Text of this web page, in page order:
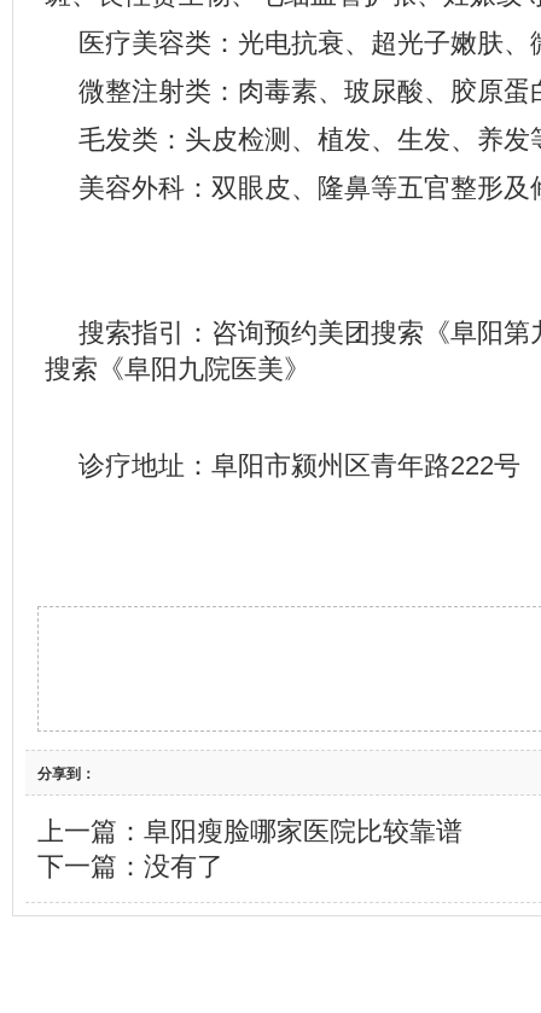
医疗美容类：光电抗衰、超光子嫩肤、
微整注射类：肉毒素、玻尿酸、胶原蛋
毛发类：头皮检测、植发、生发、养发
美容外科：双眼皮、隆鼻等五官整形及
搜索指引：咨询预约美团搜索《阜阳第
搜索《阜阳九院医美》
诊疗地址：阜阳市颍州区青年路222号
分享到：
上一篇： 阜阳瘦脸哪家医院比较靠谱
下一篇：没有了